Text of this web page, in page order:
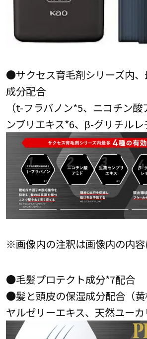
●サクセス育毛剤シリーズ内
成分配合
（t-フラバノン*5、ニコチン
ンブリエキス*6、β-グリチルレ
※画像内の注釈は画像内の内
●毛髪プロテクト成分*7配合
●髪と頭皮の保湿成分配合（
ヤルゼリーエキス、天然ユーカ